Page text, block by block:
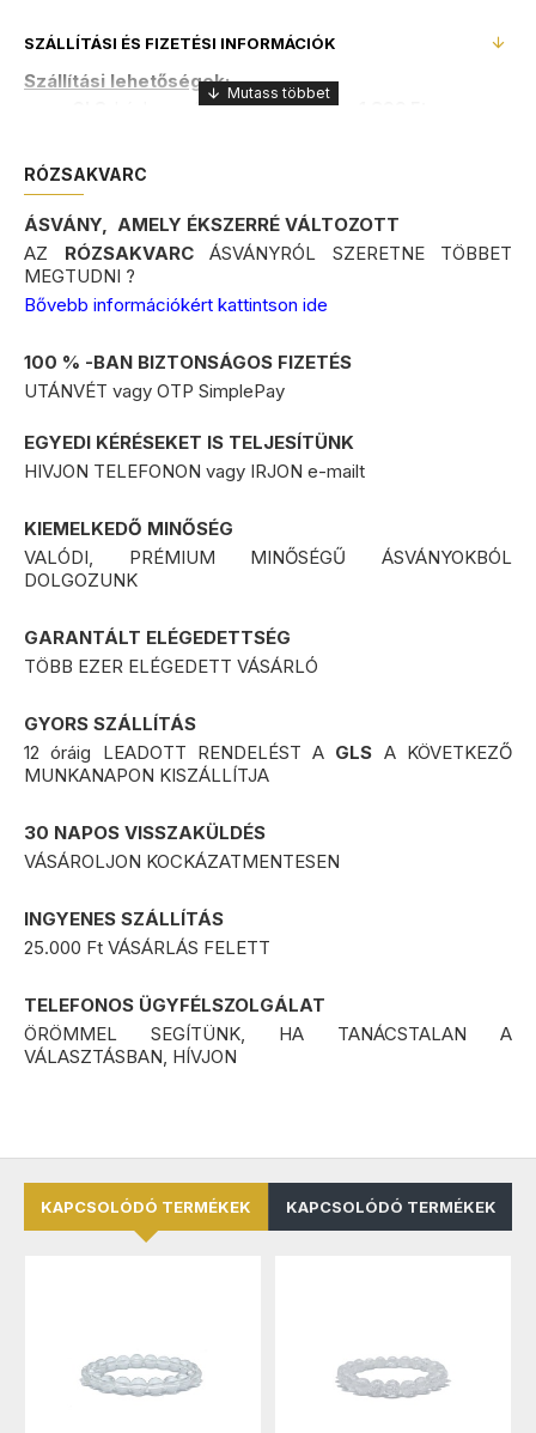
SZÁLLÍTÁSI ÉS FIZETÉSI INFORMÁCIÓK
Szállítási lehetőségek:
házhozszállítás
szállítási idő 1-2 munkanap)
FOXPOST
szállítási idő 3-4 munkanap)
MPL házhozszállítás2.800 Ft
szállítási idő 4-5 munkanap)+ 990Ft kezelési költség
MPLcsomagautomata
szállítási idő 4-5 munkanap)+ 990Ft kezelési költség
25.000 Ft feletti vásárlás esetén, a
szállításingyenes!
esetén !
* A GLS futárszolgálat:
munkanapon kiszállítja
a 12 óra után leadott rendelést, a rendelés napja utáni
második munkanapon szállítja ki
Azonnali bankkártyás online fizetés:
esetben nincsutánvét díj
RÓZSAKVARC
ÁSVÁNY, AMELY ÉKSZERRÉ VÁLTOZOTT
AZ RÓZSAKVARCÁSVÁNYRÓL SZERETNE TÖBBET
MEGTUDNI ?
Bővebb információkért kattintson ide
100 % -BAN BIZTONSÁGOS FIZETÉS
UTÁNVÉT vagy OTP SimplePay
EGYEDI KÉRÉSEKET IS TELJESÍTÜNK
HIVJON TELEFONON vagy IRJON e-mailt
KIEMELKEDŐ MINŐSÉG
VALÓDI, PRÉMIUM MINŐSÉGŰ ÁSVÁNYOKBÓL
DOLGOZUNK
GARANTÁLT ELÉGEDETTSÉG
TÖBB EZER ELÉGEDETT VÁSÁRLÓ
GYORS SZÁLLÍTÁS
12 óráig LEADOTT RENDELÉST A GLS A KÖVETKEZŐ
MUNKANAPON KISZÁLLÍTJA
30 NAPOS VISSZAKÜLDÉS
VÁSÁROLJON KOCKÁZATMENTESEN
INGYENES SZÁLLÍTÁS
25.000 Ft VÁSÁRLÁS FELETT
TELEFONOS ÜGYFÉLSZOLGÁLAT
ÖRÖMMEL SEGÍTÜNK, HA TANÁCSTALAN A
VÁLASZTÁSBAN, HÍVJON
KAPCSOLÓDÓ TERMÉKEK KAPCSOLÓDÓ TERMÉKEK